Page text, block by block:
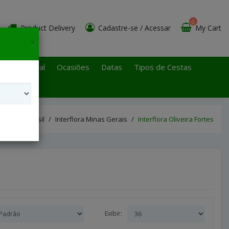
Product Delivery Cadastre-se / Acessar My Cart
0
Paulo Litoral Ocasiões Datas
Tipos de Cestas
Interflora Brasil Interflora Minas Gerais Interflora Oliveira Fortes
Exibir:
×